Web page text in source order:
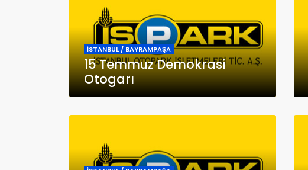
İSTANBUL / BAYRAMPAŞA
15 Temmuz Demokrasi
Otogarı